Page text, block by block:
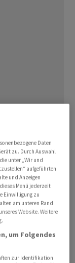
Die
bis Juni
es in einer
2022 um 0,3
(FFO I)
von 9 Prozent
Dies gehe
Daten
zu. Durch Auswahl
unter „Wir und
aufgeführten
und Anzeigen
Menü jederzeit
Einwilligung zu
am unteren Rand
Website. Weitere
um Folgendes
zur Identifikation